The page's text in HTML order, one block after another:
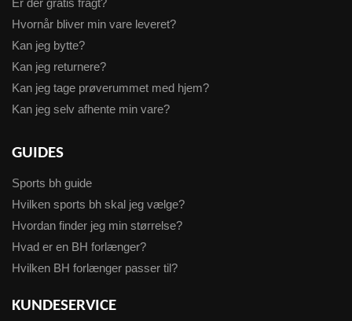
Er der gratis fragt?
Hvornår bliver min vare leveret?
Kan jeg bytte?
Kan jeg returnere?
Kan jeg tage prøverummet med hjem?
Kan jeg selv afhente min vare?
GUIDES
Sports bh guide
Hvilken sports bh skal jeg vælge?
Hvordan finder jeg min størrelse?
Hvad er en BH forlænger?
Hvilken BH forlænger passer til?
KUNDESERVICE